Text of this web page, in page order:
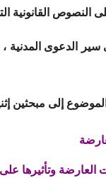
النصوص القانونية
الدعوى
إلى مبحثين
العارضة وتأثيرها